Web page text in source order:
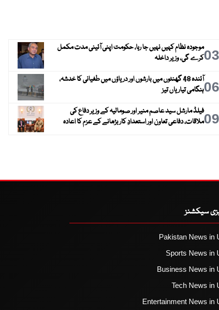
03موجودہ نظام کہیں نہیں جا رہا، حکومت اپنی آئینی مدت مکمل
کرے گی، وزیر داخلہ
06
آئندہ 48 گھنٹوں میں بارشوں اور دریاؤں میں طغیانی کا خدشہ،
ہنگامی تیاریاں تیز
09فیلڈ مارشل سید عاصم منیر اور صومالیہ کے وزیر دفاع کی
ملاقات، دفاعی تعاون اور استعدادِ کار بڑھانے کے عزم کا اعادہ
سیکشنز
Pakistan News in
Sports News in
Business News in
Tech News in
Entertainment News in